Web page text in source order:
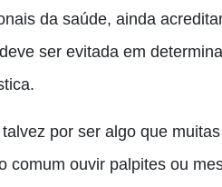
da saúde, ainda
ser evitada em
por ser algo que
comum ouvir palpites ou